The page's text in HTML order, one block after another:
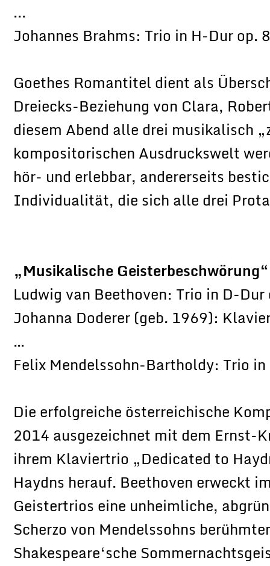
...
Johannes Brahms: Trio in H-Dur op.
Goethes Romantitel dient als
Dreiecks-Beziehung von Clara,
diesem Abend alle drei musikalisch
kompositorischen Ausdruckswelt
hör- und erlebbar, andererseits
Individualität, die sich alle drei
„Musikalische Geisterbeschwörung“
Ludwig van Beethoven: Trio in D-
Johanna Doderer (geb. 1969):
…
Felix Mendelssohn-Bartholdy: Trio
Die erfolgreiche österreichische
2014 ausgezeichnet mit dem Ernst-
ihrem Klaviertrio „Dedicated to
Haydns herauf. Beethoven erweckt
Geistertrios eine unheimliche,
Scherzo von Mendelssohns
Shakespeare‘sche